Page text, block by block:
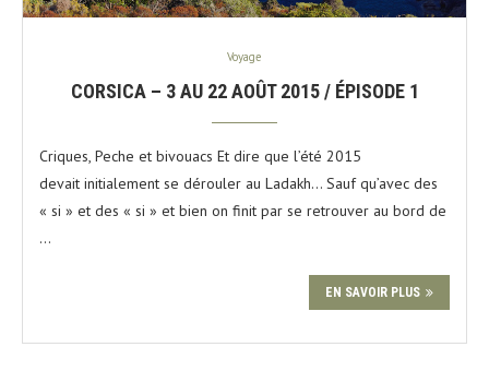
Voyage
CORSICA – 3 AU 22 AOÛT 2015 / ÉPISODE 1
Criques, Peche et bivouacs Et dire que l’été 2015
devait initialement se dérouler au Ladakh… Sauf qu’avec des
« si » et des « si » et bien on finit par se retrouver au bord de
…
EN SAVOIR PLUS